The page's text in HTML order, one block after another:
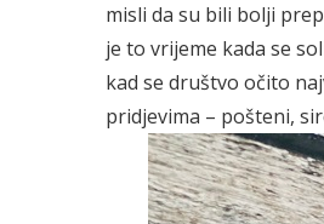
misli da su bili bolji
je to vrijeme kada se
kad se društvo očito
pridjevima – pošteni,